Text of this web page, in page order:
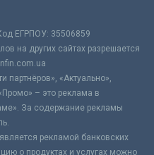
ЕГРПОУ: 35506859
на других сайтах разрешается
партнёров», «Актуально»,
– это реклама в
За содержание рекламы
рекламой банковских
о продуктах и услугах можно